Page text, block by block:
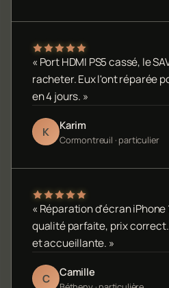
« Port HDMI PS5 cassé, le
racheter. Eux l'ont réparée
en 4 jours. »
K Karim
Cormontreuil · particulier
« Réparation d'écran iPhone
qualité parfaite, prix
et accueillante. »
C Camille